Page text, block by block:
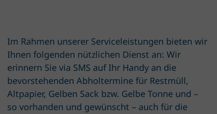
Im Rahmen unserer Serviceleistungen bieten wir
Ihnen folgenden nützlichen Dienst an: Wir
erinnern Sie via SMS auf Ihr Handy an die
bevorstehenden Abholtermine für Restmüll,
Altpapier, Gelben Sack bzw. Gelbe Tonne und –
so vorhanden und gewünscht – auch für die